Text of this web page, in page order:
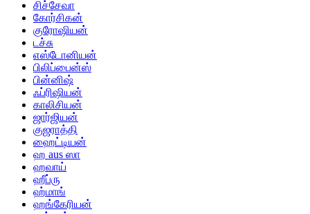
சிச்சேவா
கோர்சிகன்
குரோஷியன்
டச்சு
எஸ்டோனியன்
பிலிப்பைன்ஸ்
பின்னிஷ்
ஃப்ரிஷியன்
காலிசியன்
ஜார்ஜியன்
குஜராத்தி
ஹைட்டியன்
ஹ aus ஸா
ஹவாய்
ஹீப்ரு
ஹ்மாங்
ஹங்கேரியன்